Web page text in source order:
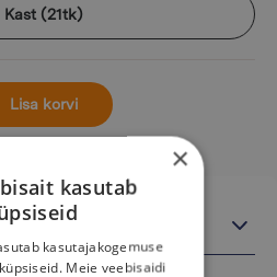
Kast (21tk)
Lisa korvi
×
kasutab
kasutajakogemuse
Meie veebisaidi